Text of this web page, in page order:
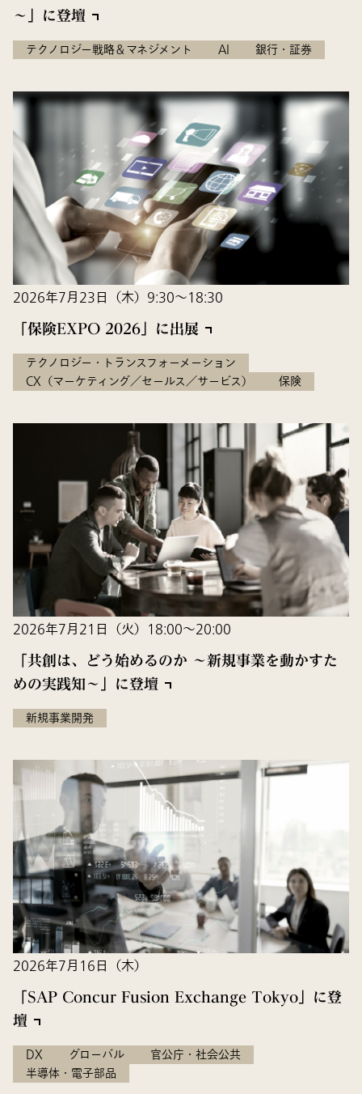
～」に登壇
テクノロジー戦略＆マネジメント AI 銀行・証券
2026年7月23日（木）9:30～18:30
「保険EXPO 2026」に出展
テクノロジー・トランスフォーメーション
CX（マーケティング／セールス／サービス）
保険
2026年7月21日（火）18:00〜20:00
「共創は、どう始めるのか 〜新規事業を動かすた
めの実践知〜」に登壇
新規事業開発
2026年7月16日（木）
「SAP Concur Fusion Exchange Tokyo」に登
壇
DX グローバル
官公庁・社会公共
半導体・電子部品